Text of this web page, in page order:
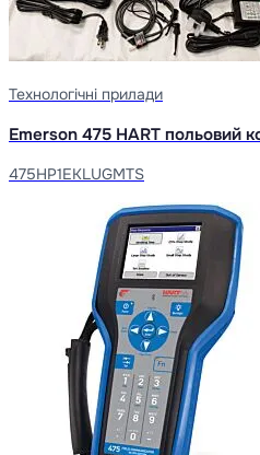
Технологічні прилади
Emerson 475 HART польовий
475HP1EKLUGMTS